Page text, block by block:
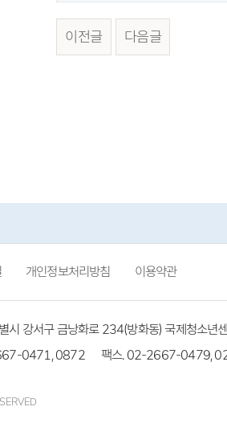
이전글 다음글
개인정보처리방침 이용약관
시 강서구 금낭화로 234(방화동) 국제청소년
0471, 0872
팩스. 02-2667-0479,